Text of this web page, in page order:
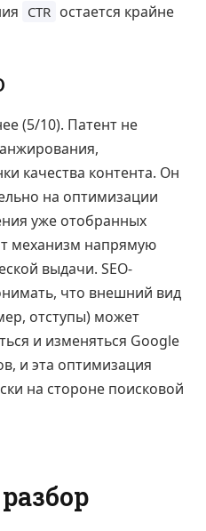
CTR остается крайне
(5/10). Патент не
качества контента. Он
на оптимизации
уже отобранных
механизм напрямую
выдачи. SEO-
что внешний вид
отступы) может
и изменяться Google
и эта оптимизация
на стороне поисковой